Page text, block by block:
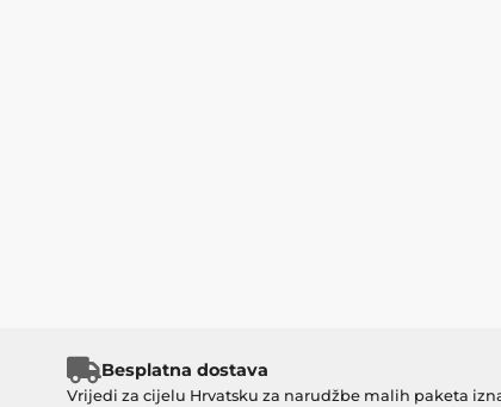
Besplatna dostava
Vrijedi za cijelu Hrvatsku za narudžbe malih paketa